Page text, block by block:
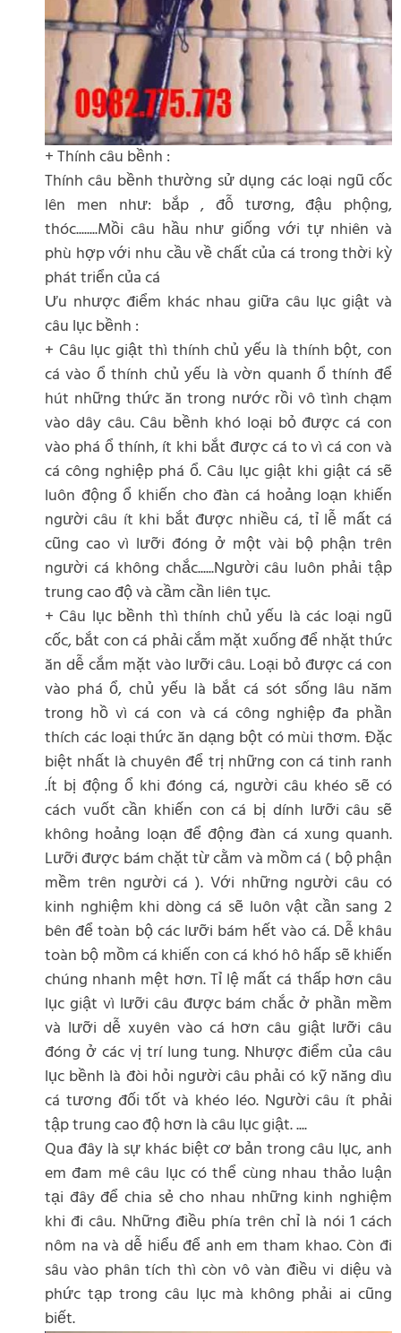
+ Thính câu bềnh :
Thính câu bềnh thường sử dụng các loại ngũ cốc
lên men như: bắp , đỗ tương, đậu phộng,
thóc........Mồi câu hầu như giống với tự nhiên và
phù hợp với nhu cầu về chất của cá trong thời kỳ
phát triển của cá
Ưu nhược điểm khác nhau giữa câu lục giật và
câu lục bềnh :
+ Câu lục giật thì thính chủ yếu là thính bột, con
cá vào ổ thính chủ yếu là vờn quanh ổ thính để
hút những thức ăn trong nước rồi vô tình chạm
vào dây câu. Câu bềnh khó loại bỏ được cá con
vào phá ổ thính, ít khi bắt được cá to vì cá con và
cá công nghiệp phá ổ. Câu lục giật khi giật cá sẽ
luôn động ổ khiến cho đàn cá hoảng loạn khiến
người câu ít khi bắt được nhiều cá, tỉ lễ mất cá
cũng cao vì lưỡi đóng ở một vài bộ phận trên
người cá không chắc......Người câu luôn phải tập
trung cao độ và cầm cần liên tục.
+ Câu lục bềnh thì thính chủ yếu là các loại ngũ
cốc, bắt con cá phải cắm mặt xuống để nhặt thức
ăn dễ cắm mặt vào lưỡi câu. Loại bỏ được cá con
vào phá ổ, chủ yếu là bắt cá sót sống lâu năm
trong hồ vì cá con và cá công nghiệp đa phần
thích các loại thức ăn dạng bột có mùi thơm. Đặc
biệt nhất là chuyên để trị những con cá tinh ranh
.Ít bị động ổ khi đóng cá, người câu khéo sẽ có
cách vuốt cần khiến con cá bị dính lưỡi câu sẽ
không hoảng loạn để động đàn cá xung quanh.
Lưỡi được bám chặt từ cằm và mồm cá ( bộ phận
mềm trên người cá ). Với những người câu có
kinh nghiệm khi dòng cá sẽ luôn vật cần sang 2
bên để toàn bộ các lưỡi bám hết vào cá. Dễ khâu
toàn bộ mồm cá khiến con cá khó hô hấp sẽ khiến
chúng nhanh mệt hơn. Tỉ lệ mất cá thấp hơn câu
lục giật vì lưỡi câu được bám chắc ở phần mềm
và lưỡi dễ xuyên vào cá hơn câu giật lưỡi câu
đóng ở các vị trí lung tung. Nhược điểm của câu
lục bềnh là đòi hỏi người câu phải có kỹ năng dìu
cá tương đối tốt và khéo léo. Người câu ít phải
tập trung cao độ hơn là câu lục giật. ....
Qua đây là sự khác biệt cơ bản trong câu lục, anh
em đam mê câu lục có thể cùng nhau thảo luận
tại đây để chia sẻ cho nhau những kinh nghiệm
khi đi câu. Những điều phía trên chỉ là nói 1 cách
nôm na và dễ hiểu để anh em tham khao. Còn đi
sâu vào phân tích thì còn vô vàn điều vi diệu và
phức tạp trong câu lục mà không phải ai cũng
biết.